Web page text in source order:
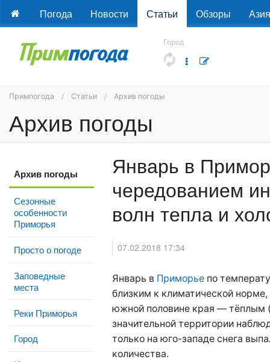
Погода Новости Статьи Обзоры Азия
Город
Примпогода Статьи Архив погоды
Архив погоды
Архив погоды
Сезонные
особенности
Приморья
Просто о погоде
Заповедные
места
Реки Приморья
Город
Январь в
чередованием
волн тепла и
07.02.2018 17:34
Январь в Приморьепо
близким к климатической
южной половине края — тёплым
значительной территории
только на юго-западе снега
количества.